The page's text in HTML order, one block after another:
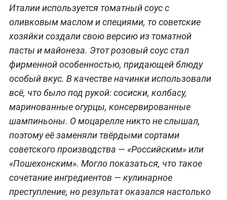
Италии используется томатный соус с
оливковым маслом и специями, то советские
хозяйки создали свою версию из томатной
пасты и майонеза. Этот розовый соус стал
фирменной особенностью, придающей блюду
особый вкус. В качестве начинки использовали
всё, что было под рукой: сосиски, колбасу,
маринованные огурцы, консервированные
шампиньоны. О моцарелле никто не слышал,
поэтому её заменяли твёрдыми сортами
советского производства — «Российским» или
«Пошехонским». Могло показаться, что такое
сочетание ингредиентов — кулинарное
преступление, но результат оказался настолько